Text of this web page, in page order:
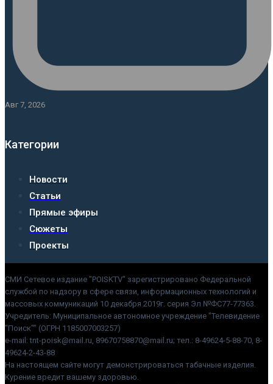
Авг 7, 2026
Категории
Новости
Статьи
Прямые эфиры
Сюжеты
Проекты
СМИ Сетевое издание "POISKTV" зарегистрировано Федеральной
службой по надзору в сфере связи, информационных технологий и
массовых коммуникаций 10 декабря 2019г. серия Эл №ФС77-77363.
Учредитель: Муниципальное автономное учреждение "Телевидение
"Поиск"" (ОГРН 1185007003257)
e-mail: tnt-poisk@mail.ru, 89670758870@mail.ru; тел.: 8-49624-5-88-70, 8-
49624-2-43-88
На настоящем сайте могут демонстрироваться табачные изделия.
Курение вредит вашему здоровью.